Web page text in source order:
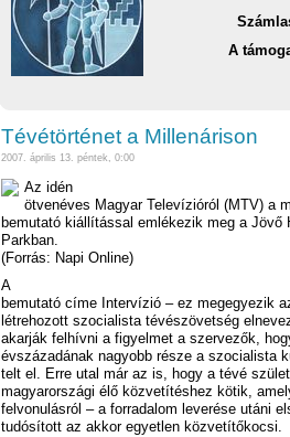
A
Tévétörténet a Millenárison
2007. április 13. péntek, 0:00
Az idén
ötvenéves Magyar Televízióról (MTV) a
bemutató kiállítással emlékezik meg a Jövő
Parkban.
(Forrás: Napi Online)
A
bemutató címe Intervízió – ez megegyezik
létrehozott szocialista tévészövetség
akarják felhívni a figyelmet a szervezők,
évszázadának nagyobb része a szocialista
telt el. Erre utal már az is, hogy a tévé
magyarországi élő közvetítéshez kötik,
felvonulásról – a forradalom leverése utáni
tudósított az akkor egyetlen közvetítőkocsi.